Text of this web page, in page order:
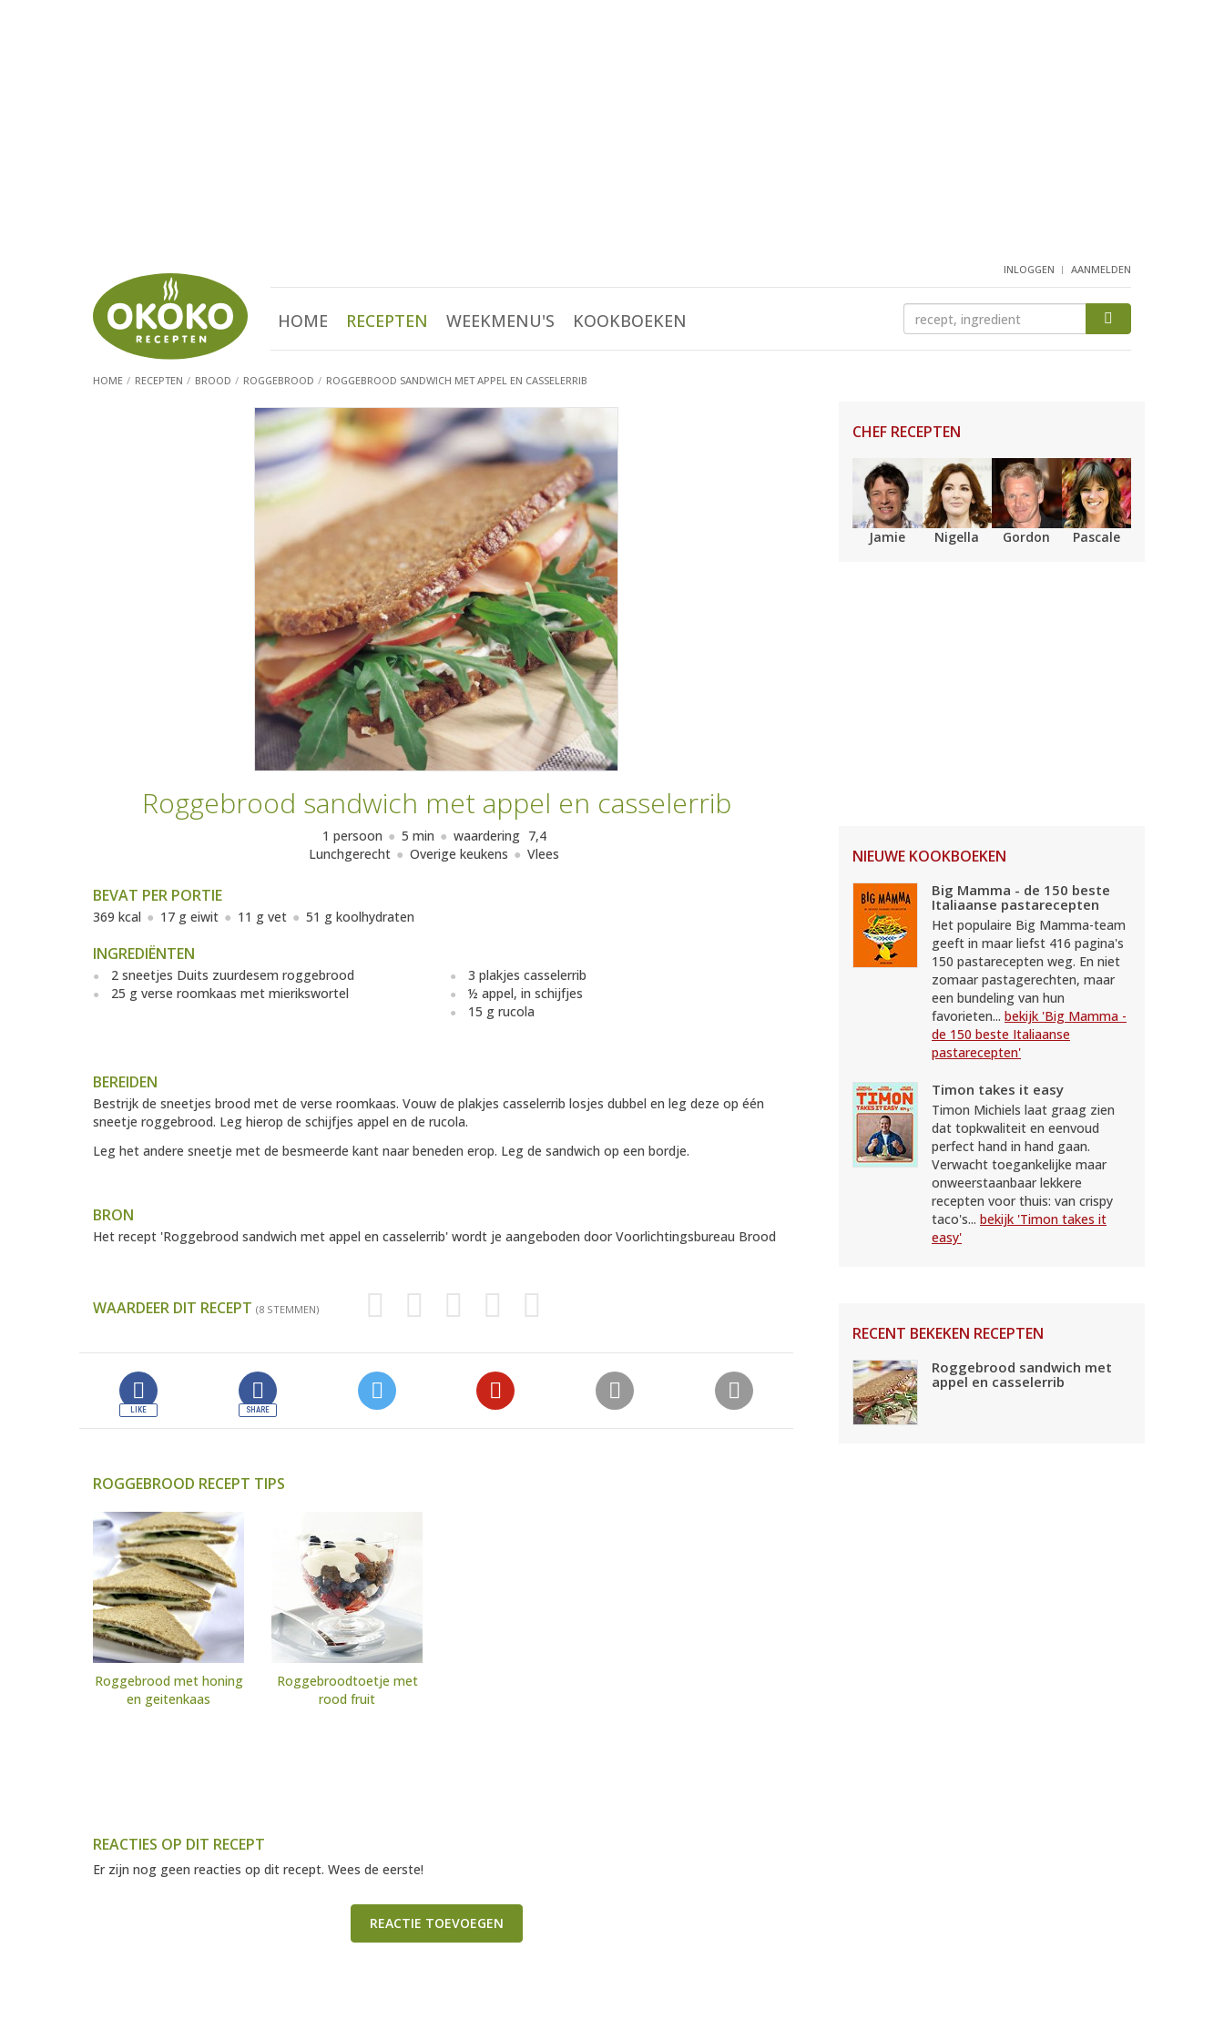
INLOGGEN AANMELDEN
HOME RECEPTEN WEEKMENU'S KOOKBOEKEN
HOME RECEPTEN BROOD ROGGEBROOD ROGGEBROOD SANDWICH MET APPEL EN CASSELERRIB
Roggebrood sandwich met appel en casselerrib
1 persoon 5 min waardering 7,4
Lunchgerecht
Overige keukens Vlees
BEVAT PER PORTIE
369 kcal 17 g eiwit 11 g vet 51 g koolhydraten
INGREDIËNTEN
2 sneetjes Duits zuurdesem roggebrood
25 g verse roomkaas met mierikswortel
3 plakjes casselerrib
½ appel, in schijfjes
15 g rucola
BEREIDEN
Bestrijk de sneetjes brood met de verse roomkaas. Vouw de plakjes casselerrib losjes dubbel en leg deze op één
sneetje roggebrood. Leg hierop de schijfjes appel en de rucola.
Leg het andere sneetje met de besmeerde kant naar beneden erop. Leg de sandwich op een bordje.
BRON
Het recept 'Roggebrood sandwich met appel en casselerrib' wordt je aangeboden doorVoorlichtingsbureau Brood
WAARDEER DIT RECEPT (8 STEMMEN)
ROGGEBROOD RECEPT TIPS
Roggebrood met honing
en geitenkaas
Roggebroodtoetje met
rood fruit
REACTIES OP DIT RECEPT
Er zijn nog geen reacties op dit recept. Wees de eerste!
REACTIE TOEVOEGEN
CHEF RECEPTEN
Jamie Nigella Gordon Pascale
NIEUWE KOOKBOEKEN
Big Mamma - de 150 beste
Italiaanse pastarecepten
Het populaire Big Mamma-team
geeft in maar liefst 416 pagina's
150 pastarecepten weg. En niet
zomaar pastagerechten, maar
een bundeling van hun
favorieten... bekijk 'Big Mamma -
de 150 beste Italiaanse
pastarecepten'
Timon takes it easy
Timon Michiels laat graag zien
dat topkwaliteit en eenvoud
perfect hand in hand gaan.
Verwacht toegankelijke maar
onweerstaanbaar lekkere
recepten voor thuis: van crispy
taco's... bekijk 'Timon takes it
easy'
RECENT BEKEKEN RECEPTEN
Roggebrood sandwich met
appel en casselerrib